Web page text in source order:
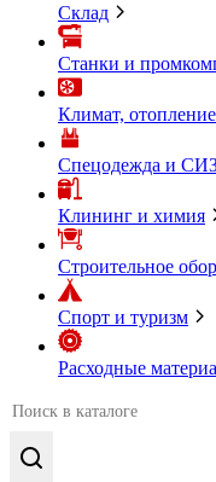
Склад
Станки и
Климат,
Спецодежда и
Клининг и химия
Строительное
Спорт и туризм
Расходные